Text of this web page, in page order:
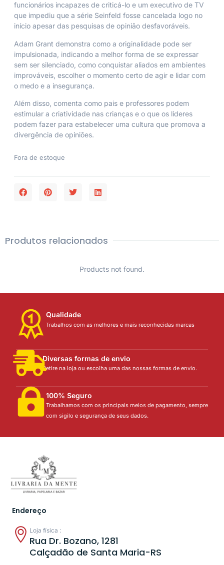
funcionários incapazes de criticá-lo e um executivo de TV
que impediu que a série Seinfeld fosse cancelada logo no
início apesar das pesquisas de opinião desfavoráveis.
Adam Grant demonstra como a originalidade pode ser
impulsionada, indicando a melhor forma de se expressar
sem ser silenciado, como conquistar aliados em ambientes
improváveis, escolher o momento certo de agir e lidar com
o medo e a insegurança.
Além disso, comenta como pais e professores podem
estimular a criatividade nas crianças e o que os líderes
podem fazer para estabelecer uma cultura que promova a
divergência de opiniões.
Fora de estoque
Produtos relacionados
Products not found.
Qualidade
Trabalhos com as melhores e mais reconhecidas marcas
Diversas formas de envio
Retire na loja ou escolha uma das nossas formas de envio.
100% Seguro
Trabalhamos com os principais meios de pagamento, sempre
com sigilo e segurança de seus dados.
Endereço
Loja física :
Rua Dr. Bozano, 1281
Calçadão de Santa Maria-RS